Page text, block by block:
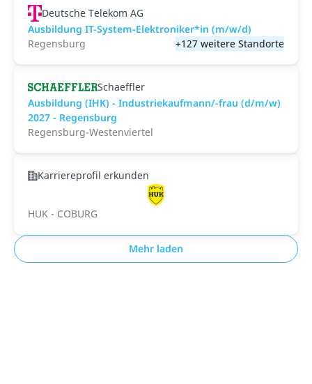
Deutsche Telekom AG
Ausbildung IT-System-Elektroniker*in (m/w/d)
Regensburg
+127 weitere Standorte
Schaeffler
Ausbildung (IHK) - Industriekaufmann/-frau (d/m/w)
2027 - Regensburg
Regensburg-Westenviertel
Karriereprofil erkunden
HUK - COBURG
Mehr laden